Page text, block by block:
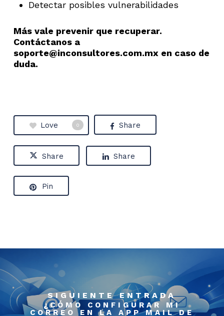
Detectar posibles vulnerabilidades
Más vale prevenir que recuperar.
Contáctanos a
soporte@inconsultores.com.mx en caso de
duda.
Love 0 Share
Share Share
Pin
SIGUIENTE ENTRADA
¿CÓMO CONFIGURAR MI
CORREO EN LA APP MAIL DE